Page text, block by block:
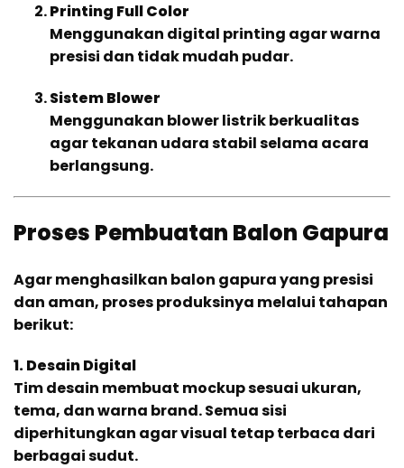
Printing Full Color
Menggunakan digital printing agar warna
presisi dan tidak mudah pudar.
Sistem Blower
Menggunakan blower listrik berkualitas
agar tekanan udara stabil selama acara
berlangsung.
Proses Pembuatan Balon Gapura
Agar menghasilkan balon gapura yang presisi
dan aman, proses produksinya melalui tahapan
berikut:
1. Desain Digital
Tim desain membuat mockup sesuai ukuran,
tema, dan warna brand. Semua sisi
diperhitungkan agar visual tetap terbaca dari
berbagai sudut.